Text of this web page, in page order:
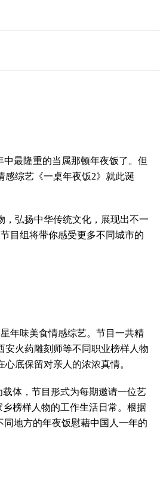
最隆重的当属那顿年夜饭了。但
感综艺《一桌年夜饭2》就此诞
弘扬中华传统文化，展现出不一
目组将带你感受更多不同城市的
年味美食情感综艺。节目一共精
安火药雕刻师等不同职业榜样人物
底保留对亲人的浓浓真情。
体，节目形式为每期邀请一位艺
乡榜样人物的工作生活日常。根据
地方的年夜饭慰藉中国人一年的